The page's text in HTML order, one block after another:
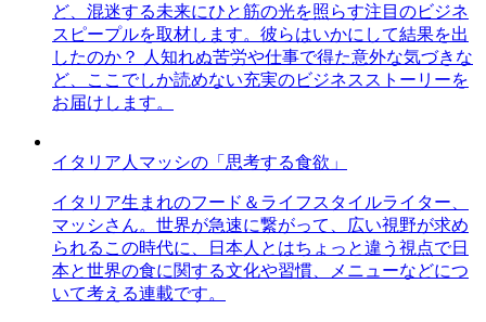
ど、混迷する未来にひと筋の光を照らす注目のビジネ
スピープルを取材します。彼らはいかにして結果を出
したのか？ 人知れぬ苦労や仕事で得た意外な気づきな
ど、ここでしか読めない充実のビジネスストーリーを
お届けします。
イタリア人マッシの「思考する食欲」
イタリア生まれのフード＆ライフスタイルライター、
マッシさん。世界が急速に繋がって、広い視野が求め
られるこの時代に、日本人とはちょっと違う視点で日
本と世界の食に関する文化や習慣、メニューなどにつ
いて考える連載です。